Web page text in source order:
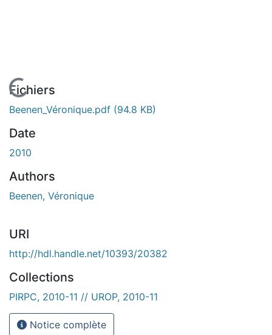
En cours de chargement...
Fichiers
Beenen_Véronique.pdf (94.8 KB)
Date
2010
Authors
Beenen, Véronique
URI
http://hdl.handle.net/10393/20382
Collections
PIRPC, 2010-11 // UROP, 2010-11
Notice complète